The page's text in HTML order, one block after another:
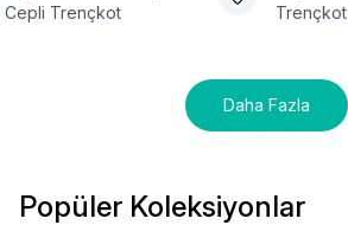
Cepli Trençkot
Trençkot
Daha Fazla
Popüler Koleksiyonlar